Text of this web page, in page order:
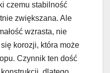
czemu stabilność
zwiększana. Ale
wzrasta, nie
korozji, która może
Czynnik ten dość